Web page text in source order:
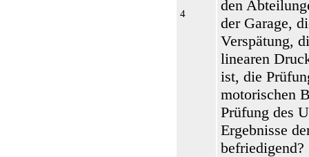
4
den
der Garage,
Verspätung,
linearen
ist, die
motorischen
Prüfung des
Ergebnisse
befriedigend?